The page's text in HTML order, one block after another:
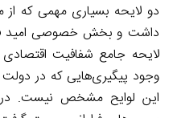
دو لایحه بسیاری مهمی که از
داشت و بخش خصوصی امید
لایحه جامع شفافیت اقتصادی
وجود پیگیری‌هایی که در
این لوایح مشخص نیست. در